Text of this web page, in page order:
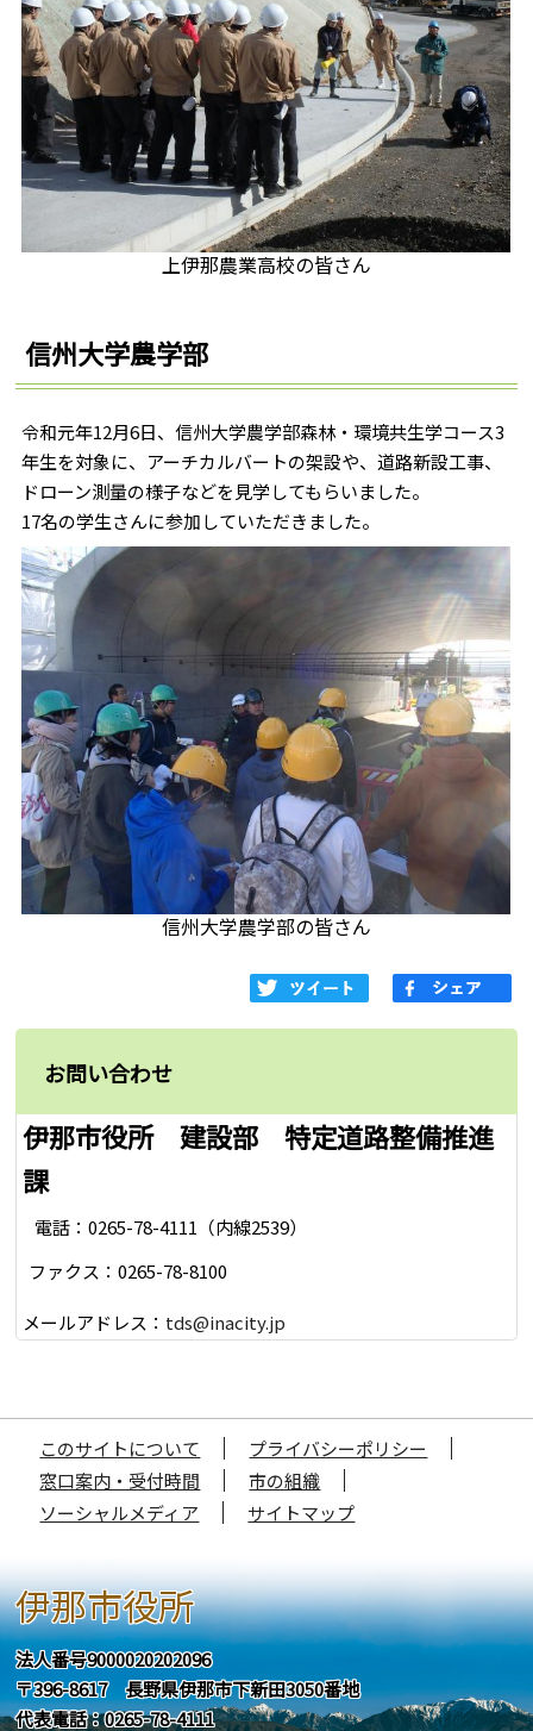
上伊那農業高校の皆さん
信州大学農学部
令和元年12月6日、信州大学農学部森林・環境共生学コース3
年生を対象に、アーチカルバートの架設や、道路新設工事、
ドローン測量の様子などを見学してもらいました。
17名の学生さんに参加していただきました。
信州大学農学部の皆さん
お問い合わせ
伊那市役所 建設部 特定道路整備推進
課
電話：0265-78-4111（内線2539）
ファクス：0265-78-8100
メールアドレス： tds@inacity.jp
このサイトについて
プライバシーポリシー
窓口案内・受付時間
市の組織
ソーシャルメディア
サイトマップ
伊那市役所
法人番号9000020202096
〒396-8617 長野県伊那市下新田3050番地
代表電話：0265-78-4111